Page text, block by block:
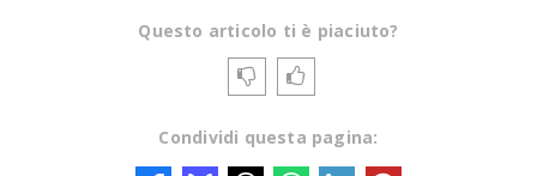
Questo articolo ti è piaciuto?
Condividi questa pagina: